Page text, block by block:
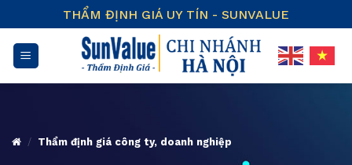
to
content
THẨM ĐỊNH GIÁ UY TÍN - SUNVALUE
/ Thẩm định giá công ty, doanh nghiệp